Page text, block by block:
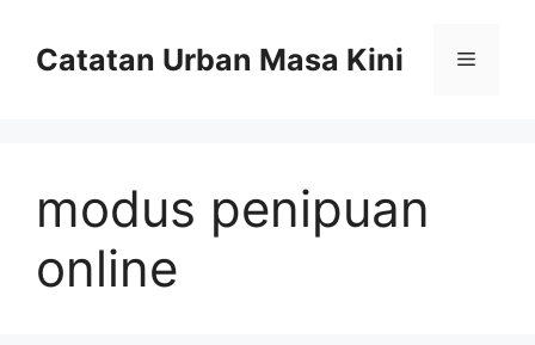
contentCatatan Urban Masa Kini Menu
modus penipuan
online